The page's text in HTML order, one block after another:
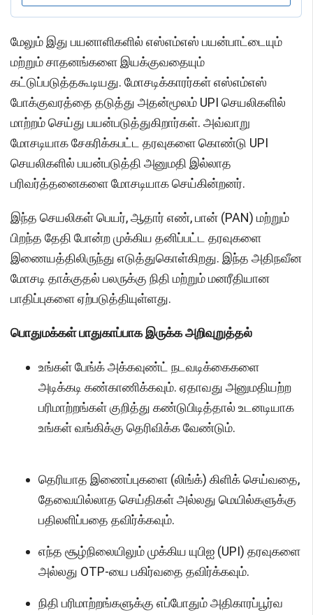
மேலும் இது பயனாளிகளில் எஸ்எம்எஸ் பயன்பாட்டையும்
மற்றும் சாதனங்களை இயக்குவதையும்
கட்டுப்படுத்தகூடியது. மோசடிக்காரர்கள் எஸ்எம்எஸ்
போக்குவரத்தை தடுத்து அதன்மூலம் UPI செயலிகளில்
மாற்றம் செய்து பயன்படுத்துகிறார்கள். அவ்வாறு
மோசடியாக சேகரிக்கபட்ட தரவுகளை கொண்டு UPI
செயலிகளில் பயன்படுத்தி அனுமதி இல்லாத
பரிவர்த்தனைகளை மோசடியாக செய்கின்றனர்.
இந்த செயலிகள் பெயர், ஆதார் எண், பான் (PAN) மற்றும்
பிறந்த தேதி போன்ற முக்கிய தனிப்பட்ட தரவுகளை
இணையத்திலிருந்து எடுத்துகொள்கிறது. இந்த அதிநவீன
மோசடி தாக்குதல் பலருக்கு நிதி மற்றும் மனரீதியான
பாதிப்புகளை ஏற்படுத்தியுள்ளது.
பொதுமக்கள் பாதுகாப்பாக இருக்க அறிவுறுத்தல்
உங்கள் பேங்க் அக்கவுண்ட் நடவடிக்கைகளை
அடிக்கடி கண்காணிக்கவும். ஏதாவது அனுமதியற்ற
பரிமாற்றங்கள் குறித்து கண்டுபிடித்தால் உடனடியாக
உங்கள் வங்கிக்கு தெரிவிக்க வேண்டும்.
தெரியாத இணைப்புகளை (லிங்க்) கிளிக் செய்வதை,
தேவையில்லாத செய்திகள் அல்லது மெயில்களுக்கு
பதிலளிப்பதை தவிர்க்கவும்.
எந்த சூழ்நிலையிலும் முக்கிய யுபிஐ (UPI) தரவுகளை
அல்லது OTP-யை பகிர்வதை தவிர்க்கவும்.
நிதி பரிமாற்றங்களுக்கு எப்போதும் அதிகாரப்பூர்வ